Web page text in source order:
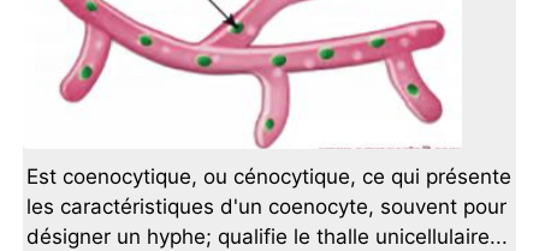
Est coenocytique, ou cénocytique, ce qui présente
les caractéristiques d'un coenocyte, souvent pour
désigner un hyphe; qualifie le thalle unicellulaire...